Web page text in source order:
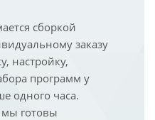
сборкой
заказу
настройку,
программ у
одного часа.
мы готовы